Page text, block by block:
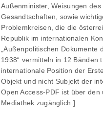
Außenminister, Weisungen
Gesandtschaften, sowie
Problemkreisen, die die
Republik im internationalen
„Außenpolitischen Dokumente
1938“ vermitteln in 12 Bänden
internationale Position der
Objekt und nicht Subjekt der
Open Access-PDF ist über
Mediathek zugänglich.]